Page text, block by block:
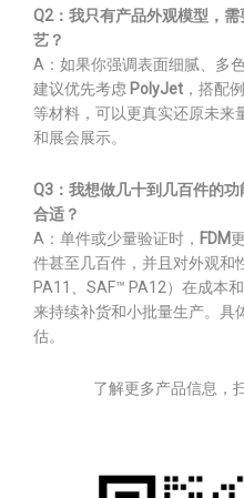
Q2：我只有产品外观模型，
艺？
A：如果你强调表面细腻、多
建议优先考虑 PolyJet ，搭配
等材料，可以更真实还原未来
和展会展示。
Q3：我想做几十到几百件的
合适？
A：单件或少量验证时， FDM
件甚至几百件，并且对外观和
PA11、SAF™ PA12）在成本
来持续补货和小批量生产。具
估。
了解更多产品信息，